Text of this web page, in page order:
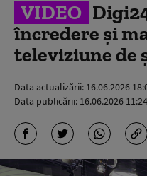
VIDEO
încredere și
televiziune de
Data actualizării: 16.06.2026
Data publicării: 16.06.2026 11:24